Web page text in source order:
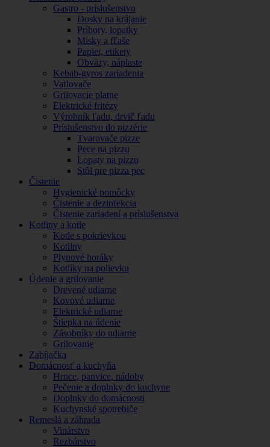
Gastro - príslušenstvo
Dosky na krájanie
Príbory, lopatky
Misky a fľaše
Papier, etikety
Obväzy, náplaste
Kebab-gyros zariadenia
Vaflovače
Grilovacie platne
Elektrické fritézy
Výrobník ľadu, drvič ľadu
Príslušenstvo do pizzérie
Tvarovače pizze
Pece na pizzu
Lopaty na pizzu
Stôl pre pizza pec
Čistenie
Hygienické pomôcky
Čistenie a dezinfekcia
Čistenie zariadení a príslušenstva
Kotliny a kotle
Kotle s pokrievkou
Kotliny
Plynové horáky
Kotlíky na polievku
Údenie a grilovanie
Drevené udiarne
Kovové udiarne
Elektrické udiarne
Štiepka na údenie
Zásobníky do udiarne
Grilovanie
Zabíjačka
Domácnosť a kuchyňa
Hrnce, panvice, nádoby
Pečenie a doplnky do kuchyne
Doplnky do domácnosti
Kuchynské spotrebiče
Remeslá a záhrada
Vinárstvo
Rezbárstvo